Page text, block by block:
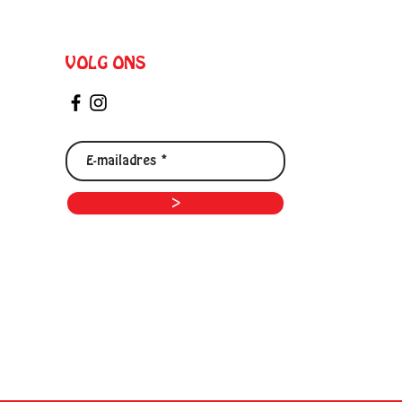
VOLG ONS
>